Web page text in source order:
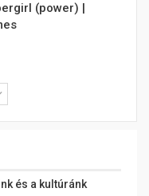
(power) |
és a kultúránk